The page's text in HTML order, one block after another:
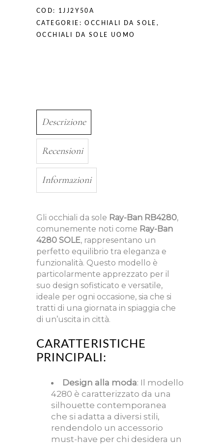
COD: 1JJ2Y50A
CATEGORIE:OCCHIALI DA SOLE ,
OCCHIALI DA SOLE UOMO
Descrizione
Recensioni
Informazioni
Gli occhiali da sole Ray-Ban RB4280,
comunemente noti come Ray-Ban
4280 SOLE, rappresentano un
perfetto equilibrio tra eleganza e
funzionalità. Questo modello è
particolarmente apprezzato per il
suo design sofisticato e versatile,
ideale per ogni occasione, sia che si
tratti di una giornata in spiaggia che
di un’uscita in città.
CARATTERISTICHE
PRINCIPALI:
Design alla moda: Il modello
4280 è caratterizzato da una
silhouette contemporanea
che si adatta a diversi stili,
rendendolo un accessorio
must-have per chi desidera un